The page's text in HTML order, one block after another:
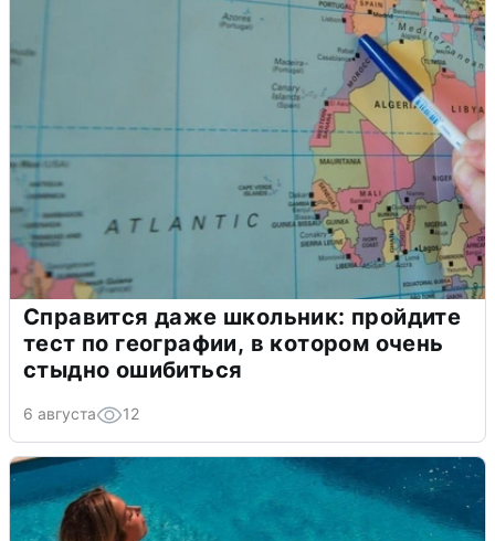
Справится даже школьник: пройдите
тест по географии, в котором очень
стыдно ошибиться
6 августа 12